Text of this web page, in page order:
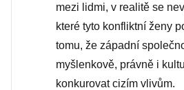
mezi lidmi, v realitě se
které tyto konfliktní ženy
tomu, že západní
myšlenkově, právně i
konkurovat cizím vlivům.